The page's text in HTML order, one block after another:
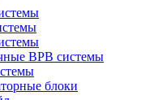
ВРВ системы
блоки